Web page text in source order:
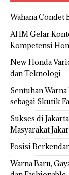
Wahana Condet
AHM Gelar
Kompetensi
New Honda
dan Teknologi
Sentuhan
sebagai Skutik
Sukses di
Masyarakat
Posisi
Warna Baru,